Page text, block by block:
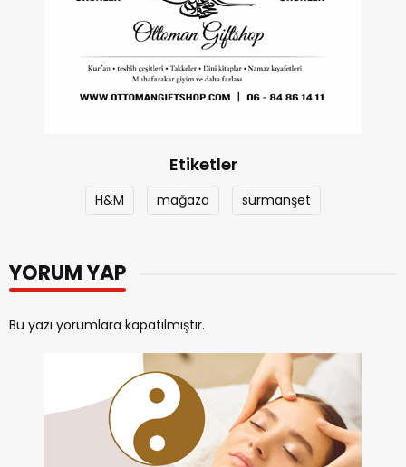
Etiketler
H&M mağaza sürmanşet
YORUM YAP
Bu yazı yorumlara kapatılmıştır.